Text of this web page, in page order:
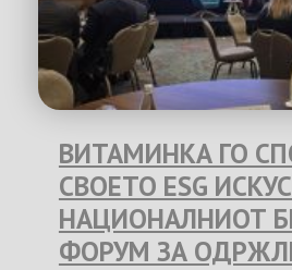
ВИТАМИНКА ГО
СВОЕТО ESG
НАЦИОНАЛНИОТ
ФОРУМ ЗА